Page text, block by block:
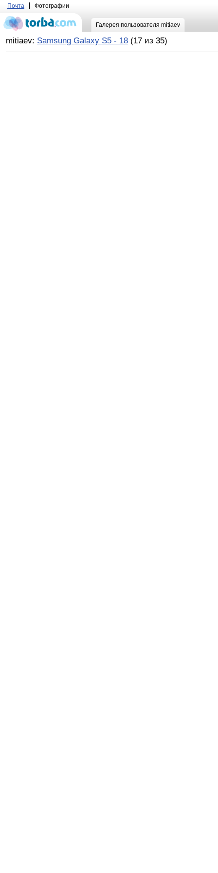
Почта Фотографии
Галерея пользователя mitiaev
mitiaev: Samsung Galaxy S5 - 18 (17 из 35)